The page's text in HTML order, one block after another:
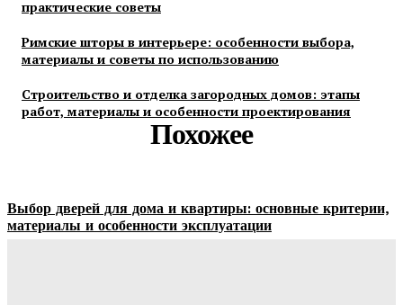
практические советы
Римские шторы в интерьере: особенности выбора,
материалы и советы по использованию
Строительство и отделка загородных домов: этапы
работ, материалы и особенности проектирования
Похожее
Выбор дверей для дома и квартиры: основные критерии,
материалы и особенности эксплуатации